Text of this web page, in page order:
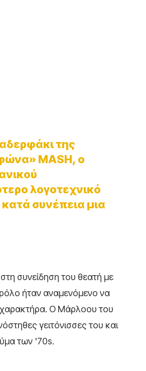
της
MASH, ο
λογοτεχνικό
συνέπεια μια
συνείδηση του θεατή με
ήταν αναμενόμενο να
χαρακτήρα. Ο Μάρλοου του
γειτόνισσες του και
των '70s.